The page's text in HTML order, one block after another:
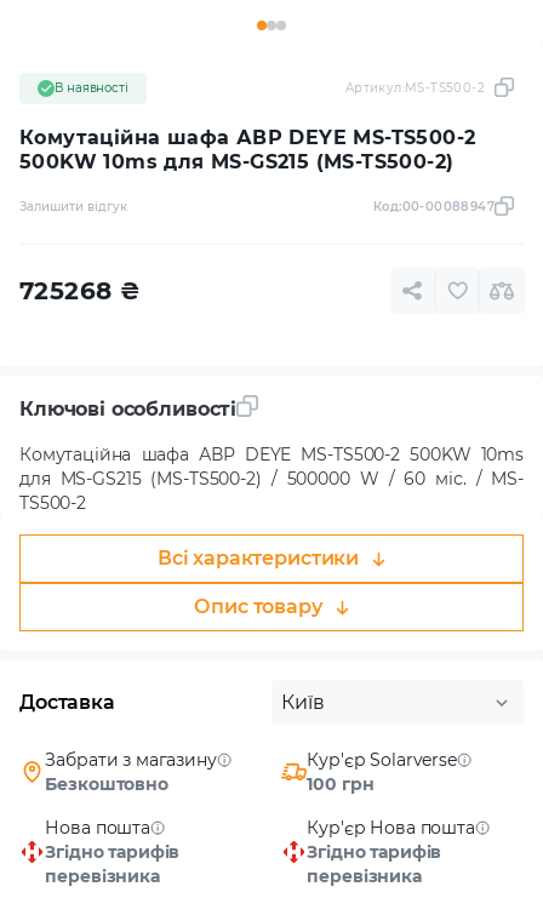
Комутаційна шафа АВР DEYE MS-TS500-2
500KW 10ms для MS-GS215 (MS-TS500-2)
В наявності Артикул:MS-TS500-2
Залишити відгук Код:00-00088947
725268 ₴
Ключові особливості
Комутаційна шафа АВР DEYE MS-TS500-2 500KW 10ms
для MS-GS215 (MS-TS500-2) / 500000 W / 60 міс. / MS-
TS500-2
Всі характеристики
Опис товару
Доставка Київ
Забрати з магазину
Безкоштовно
Кур'єр Solarverse
100 грн
Нова пошта
Згідно тарифів
перевізника
Кур'єр Нова пошта
Згідно тарифів
перевізника